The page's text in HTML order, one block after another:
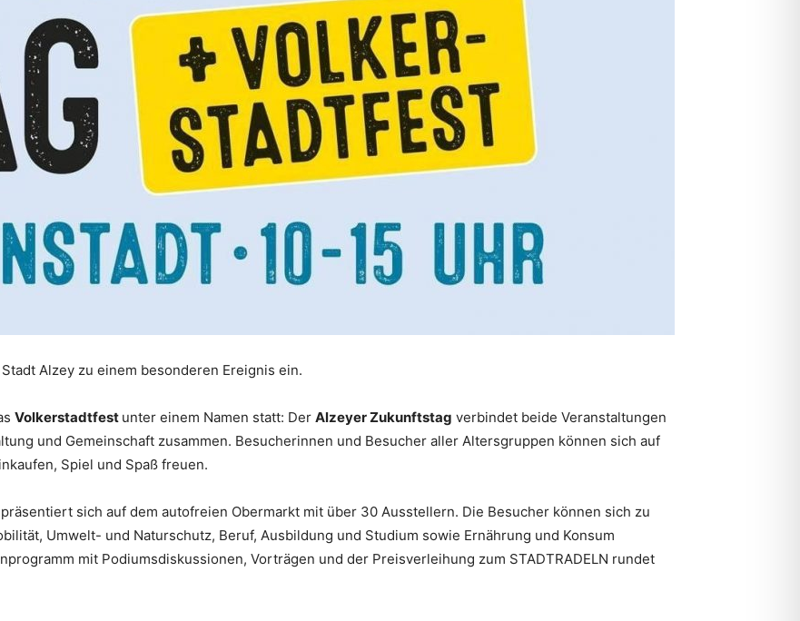
Alzey zu einem besonderen Ereignis ein.
Volkerstadtfest unter einem Namen statt: Der Alzeyer Zukunftstag verbindet beide Veranstaltungen
und Gemeinschaft zusammen. Besucherinnen und Besucher aller Altersgruppen können sich auf
Spiel und Spaß freuen.
sich auf dem autofreien Obermarkt mit über 30 Ausstellern. Die Besucher können sich zu
Umwelt- und Naturschutz, Beruf, Ausbildung und Studium sowie Ernährung und Konsum
mit Podiumsdiskussionen, Vorträgen und der Preisverleihung zum STADTRADELN rundet